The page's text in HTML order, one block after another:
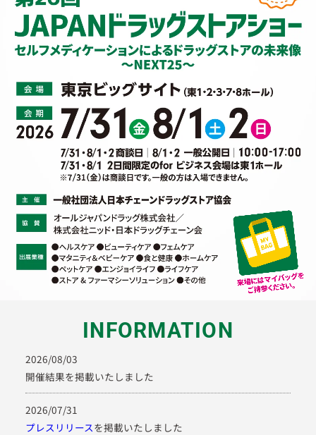
INFORMATION
2026/08/03
開催結果を掲載いたしました
2026/07/31
プレスリリースを掲載いたしました